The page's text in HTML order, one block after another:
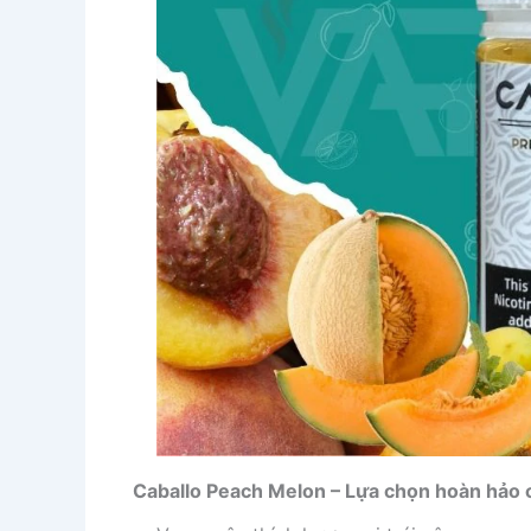
Caballo Peach Melon – Lựa chọn hoàn hảo